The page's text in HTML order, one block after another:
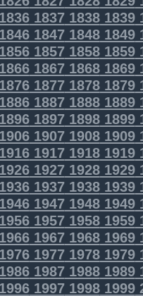
183718381839
184718481849
185718581859
186718681869
187718781879
188718881889
189718981899
190719081909
191719181919
192719281929
193719381939
194719481949
195719581959
196719681969
197719781979
198719881989
199719981999